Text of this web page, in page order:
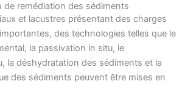
de remédiation des sédiments
et lacustres présentant des charges
des technologies telles que le
la passivation in situ, le
la déshydratation des sédiments et la
des sédiments peuvent être mises en